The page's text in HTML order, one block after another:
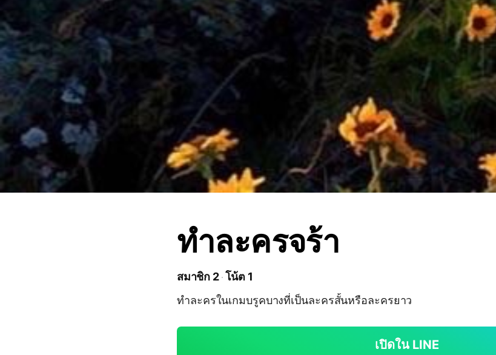
ทำละครจร้า
สมาชิก 2 โน้ต 1
ทำละครในเกมบรูคบางที่เป็นละครสั้นหรือละครยาว
เปิดใน LINE